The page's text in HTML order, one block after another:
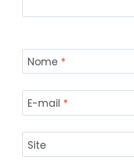
Nome *
E-mail *
Site